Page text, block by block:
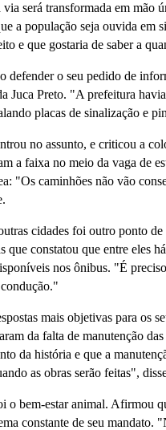
será transformada em mão
a população seja ouvida em
e que gostaria de saber a
o seu pedido de
Juca Preto. "A prefeitura
placas de sinalização e
no assunto, e criticou a
a faixa no meio da vaga de
"Os caminhões não vão
cidades foi outro ponto
constatou que entre eles
nos ônibus. "É
mais objetivas para os
da falta de manutenção
da história e que a
as obras serão feitas",
o bem-estar animal. Afirmou
constante de seu